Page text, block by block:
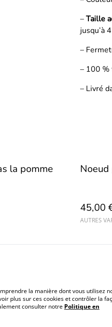
–Taille
jusqu’à
–
– 100 %
– Livré
la pomme
45,00
AUTRES
de
Politique
la manière dont vous utilisez
plus sur ces cookies et contrôler la
consulter notre Politique en